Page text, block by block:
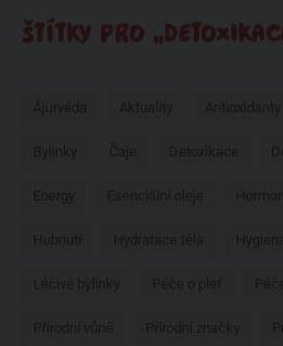
ŠTÍTKY PRO
Ájurvéda Aktuality Antioxidanty
Bylinky Čaje Detoxikace
Energy Esenciální oleje
Hubnutí Hydratace těla
Léčivé bylinky Péče o pleť
Přírodní vůně Přírodní značky